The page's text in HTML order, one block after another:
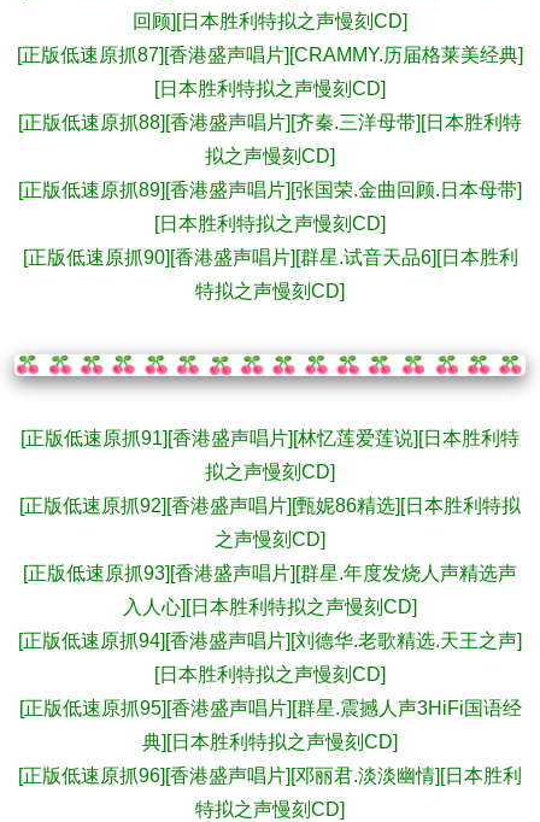
回顾][日本胜利特拟之声慢刻CD]
[正版低速原抓87][香港盛声唱片][CRAMMY.历届格莱美经典]
[日本胜利特拟之声慢刻CD]
[正版低速原抓88][香港盛声唱片][齐秦.三洋母带][日本胜利特
拟之声慢刻CD]
[正版低速原抓89][香港盛声唱片][张国荣.金曲回顾.日本母带]
[日本胜利特拟之声慢刻CD]
[正版低速原抓90][香港盛声唱片][群星.试音天品6][日本胜利
特拟之声慢刻CD]
[正版低速原抓91][香港盛声唱片][林忆莲爱莲说][日本胜利特
拟之声慢刻CD]
[正版低速原抓92][香港盛声唱片][甄妮86精选][日本胜利特拟
之声慢刻CD]
[正版低速原抓93][香港盛声唱片][群星.年度发烧人声精选声
入人心][日本胜利特拟之声慢刻CD]
[正版低速原抓94][香港盛声唱片][刘德华.老歌精选.天王之声]
[日本胜利特拟之声慢刻CD]
[正版低速原抓95][香港盛声唱片][群星.震撼人声3HiFi国语经
典][日本胜利特拟之声慢刻CD]
[正版低速原抓96][香港盛声唱片][邓丽君.淡淡幽情][日本胜利
特拟之声慢刻CD]